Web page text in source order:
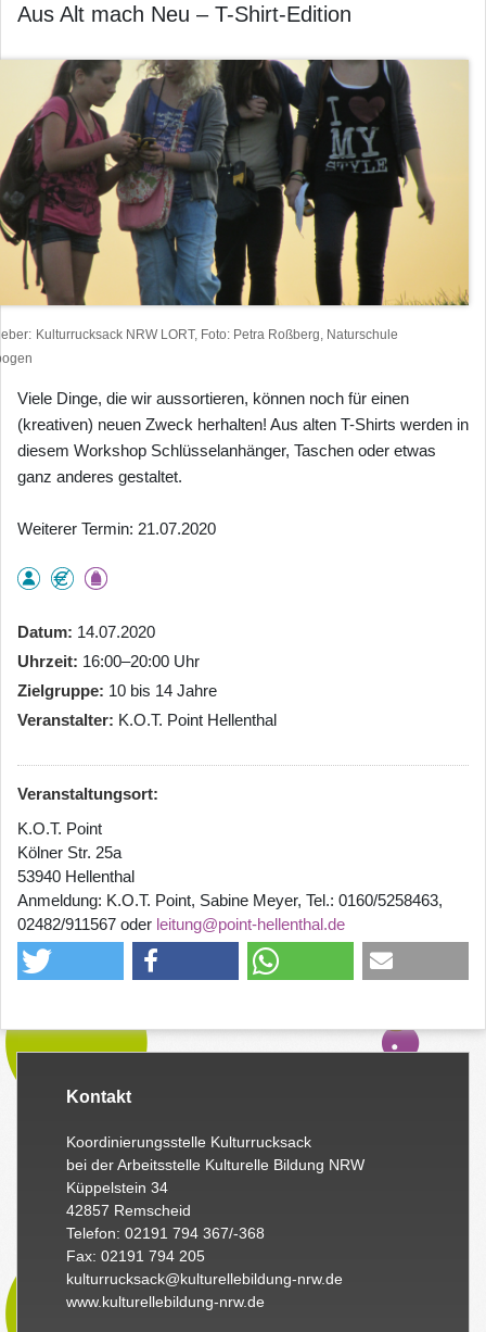
Aus Alt mach Neu – T-Shirt-Edition
Kulturrucksack NRW LORT, Foto: Petra Roßberg, Naturschule
Viele Dinge, die wir aussortieren, können noch für einen
(kreativen) neuen Zweck herhalten! Aus alten T-Shirts werden in
diesem Workshop Schlüsselanhänger, Taschen oder etwas
ganz anderes gestaltet.
Weiterer Termin: 21.07.2020
Datum 14.07.2020
Uhrzeit 16:00–20:00 Uhr
Zielgruppe 10 bis 14 Jahre
Veranstalter K.O.T. Point Hellenthal
Veranstaltungsort:
K.O.T. Point
Kölner Str. 25a
53940 Hellenthal
Anmeldung: K.O.T. Point, Sabine Meyer, Tel.: 0160/5258463,
02482/911567 oder leitung@point-hellenthal.de
Kontakt
Koordinierungsstelle Kulturrucksack
bei der Arbeitsstelle Kulturelle Bildung NRW
Küppelstein 34
42857 Remscheid
Telefon: 02191 794 367/-368
Fax: 02191 794 205
kulturrucksack@kulturellebildung-nrw.de
www.kulturellebildung-nrw.de